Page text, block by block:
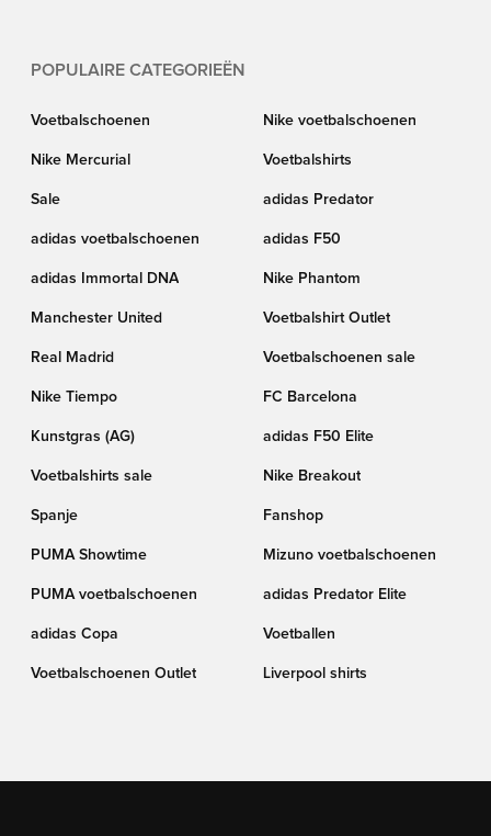
POPULAIRE CATEGORIEËN
Voetbalschoenen Nike voetbalschoenen
Nike Mercurial Voetbalshirts
Sale adidas Predator
adidas voetbalschoenen adidas F50
adidas Immortal DNA Nike Phantom
Manchester United Voetbalshirt Outlet
Real Madrid Voetbalschoenen sale
Nike Tiempo FC Barcelona
Kunstgras (AG) adidas F50 Elite
Voetbalshirts sale Nike Breakout
Spanje Fanshop
PUMA Showtime Mizuno voetbalschoenen
PUMA voetbalschoenen adidas Predator Elite
adidas Copa Voetballen
Voetbalschoenen Outlet Liverpool shirts